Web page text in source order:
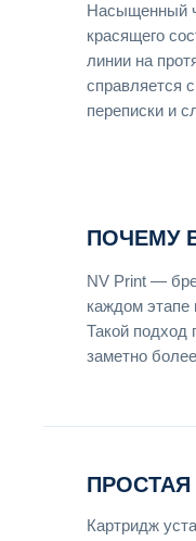
Насыщенный
красящего
линии на
справляется
переписки и
ПОЧЕМУ
NV Print —
каждом этапе
Такой подход
заметно
ПРОСТАЯ
Картридж